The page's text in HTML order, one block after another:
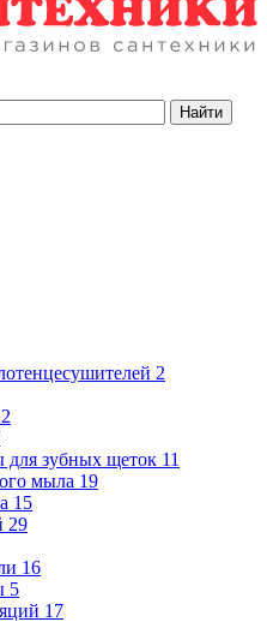
Найти
2
для зубных щеток 11
мыла 19
15
29
16
5
17